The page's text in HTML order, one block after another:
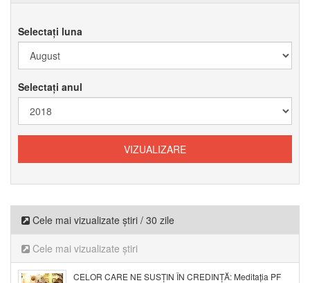
Selectați luna
Selectați anul
Cele mai vizualizate știri / 30 zile
Cele mai vizualizate știri
CELOR CARE NE SUSȚIN ÎN CREDINȚĂ: Meditația PF